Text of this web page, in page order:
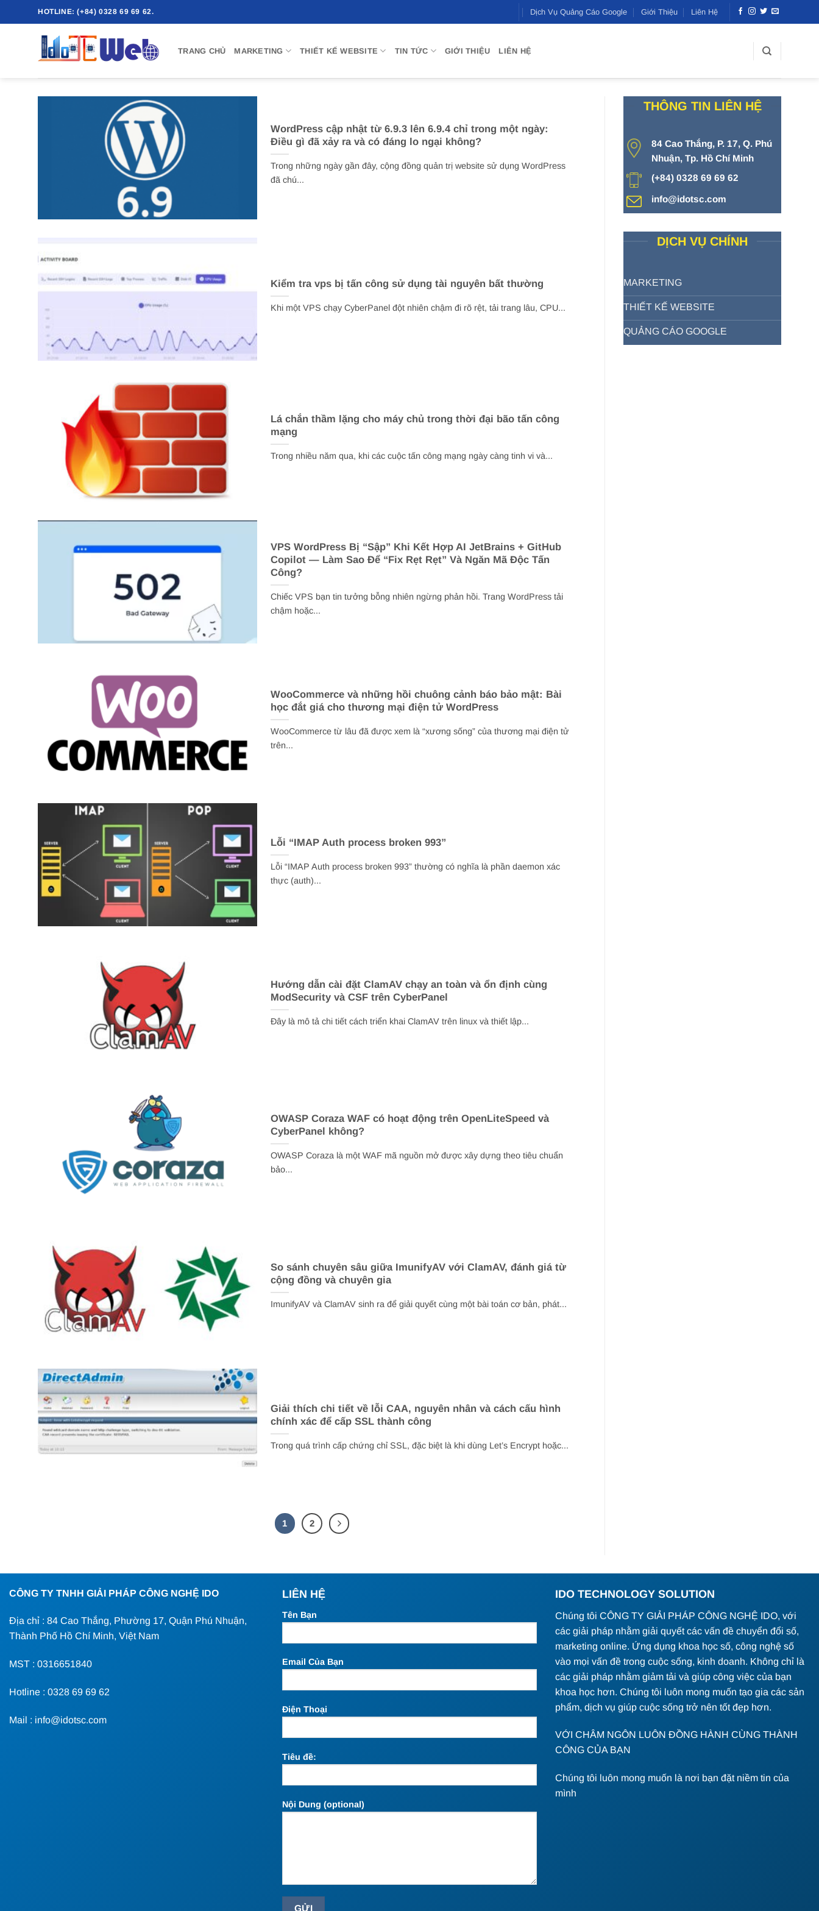
qua
HOTLINE: (+84) 0328 69 69 62. Dịch Vụ Quảng Cáo Google Giới Thiệu Liên Hệ
TRANG CHỦ MARKETING THIẾT KẾ WEBSITE TIN TỨC GIỚI THIỆU LIÊN HỆ
WordPress cập nhật từ 6.9.3 lên 6.9.4 chỉ trong một ngày:
Điều gì đã xảy ra và có đáng lo ngại không?
Trong những ngày gần đây, cộng đồng quản trị website sử dụng WordPress
đã chú...
Kiểm tra vps bị tấn công sử dụng tài nguyên bất thường
Khi một VPS chạy CyberPanel đột nhiên chậm đi rõ rệt, tải trang lâu, CPU...
Lá chắn thầm lặng cho máy chủ trong thời đại bão tấn công
mạng
Trong nhiều năm qua, khi các cuộc tấn công mạng ngày càng tinh vi và...
VPS WordPress Bị “Sập” Khi Kết Hợp AI JetBrains + GitHub
Copilot — Làm Sao Để “Fix Rẹt Rẹt” Và Ngăn Mã Độc Tấn
Công?
Chiếc VPS bạn tin tưởng bỗng nhiên ngừng phản hồi. Trang WordPress tải
chậm hoặc...
WooCommerce và những hồi chuông cảnh báo bảo mật: Bài
học đắt giá cho thương mại điện tử WordPress
WooCommerce từ lâu đã được xem là “xương sống” của thương mại điện tử
trên...
Lỗi “IMAP Auth process broken 993”
Lỗi “IMAP Auth process broken 993” thường có nghĩa là phần daemon xác
thực (auth)...
Hướng dẫn cài đặt ClamAV chạy an toàn và ổn định cùng
ModSecurity và CSF trên CyberPanel
Đây là mô tả chi tiết cách triển khai ClamAV trên linux và thiết lập...
OWASP Coraza WAF có hoạt động trên OpenLiteSpeed và
CyberPanel không?
OWASP Coraza là một WAF mã nguồn mở được xây dựng theo tiêu chuẩn
bảo...
So sánh chuyên sâu giữa ImunifyAV với ClamAV, đánh giá từ
cộng đồng và chuyên gia
ImunifyAV và ClamAV sinh ra để giải quyết cùng một bài toán cơ bản, phát...
Giải thích chi tiết về lỗi CAA, nguyên nhân và cách cấu hình
chính xác để cấp SSL thành công
Trong quá trình cấp chứng chỉ SSL, đặc biệt là khi dùng Let’s Encrypt hoặc...
1 2
THÔNG TIN LIÊN HỆ
84 Cao Thắng, P. 17, Q. Phú
Nhuận, Tp. Hồ Chí Minh
(+84) 0328 69 69 62
info@idotsc.com
DỊCH VỤ CHÍNH
MARKETING
THIẾT KẾ WEBSITE
QUẢNG CÁO GOOGLE
CÔNG TY TNHH GIẢI PHÁP CÔNG NGHỆ IDO
Địa chỉ : 84 Cao Thắng, Phường 17, Quận Phú Nhuận,
Thành Phố Hồ Chí Minh, Việt Nam
MST : 0316651840
Hotline : 0328 69 69 62
Mail : info@idotsc.com
LIÊN HỆ
Tên Bạn
Email Của Bạn
Điện Thoại
Tiêu đề:
Nội Dung (optional)
IDO TECHNOLOGY SOLUTION
Chúng tôi CÔNG TY GIẢI PHÁP CÔNG NGHỆ IDO, với
các giải pháp nhằm giải quyết các vấn đề chuyển đổi số,
marketing online. Ứng dụng khoa học số, công nghệ số
vào mọi vấn đề trong cuộc sống, kinh doanh. Không chỉ là
các giải pháp nhằm giảm tải và giúp công việc của bạn
khoa học hơn. Chúng tôi luôn mong muốn tạo gia các sản
phẩm, dịch vụ giúp cuộc sống trở nên tốt đẹp hơn.
VỚI CHÂM NGÔN LUÔN ĐỒNG HÀNH CÙNG THÀNH
CÔNG CỦA BẠN
Chúng tôi luôn mong muốn là nơi bạn đặt niềm tin của
mình